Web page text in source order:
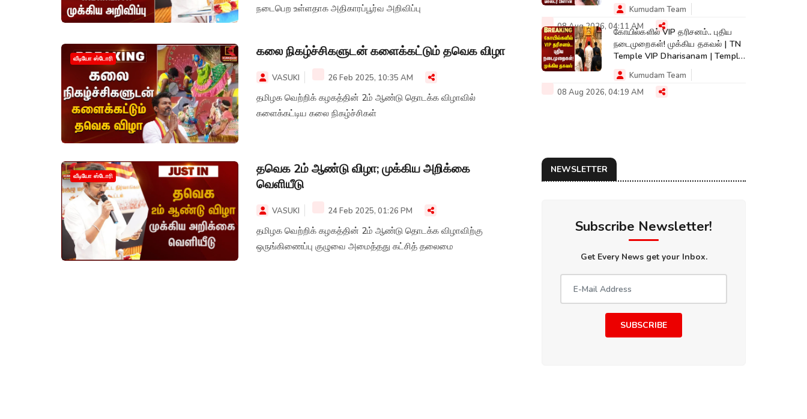
நடைபெற உள்ளதாக அதிகாரப்பூர்வ அறிவிப்பு
வீடியோ ஸ்டோரி கலை நிகழ்ச்சிகளுடன் களைக்கட்டும் தவெக விழா
VASUKI 26 Feb 2025, 10:35 AM
தமிழக வெற்றிக் கழகத்தின் 2ம் ஆண்டு தொடக்க விழாவில்
களைக்கட்டிய கலை நிகழ்ச்சிகள்
வீடியோ ஸ்டோரி
தவெக 2ம் ஆண்டு விழா; முக்கிய அறிக்கை
வெளியீடு
VASUKI 24 Feb 2025, 01:26 PM
தமிழக வெற்றிக் கழகத்தின் 2ம் ஆண்டு தொடக்க விழாவிற்கு
ஒருங்கிணைப்பு குழுவை அமைத்தது கட்சித் தலைமை
Kumudam Team
08 Aug 2026, 04:11 AMகோயில்களில் VIP தரிசனம்.. புதிய
நடைமுறைகள்! முக்கிய தகவல் | TN
Temple VIP Dharisanam | Temple
Rules
Kumudam Team
08 Aug 2026, 04:19 AM
NEWSLETTER
Subscribe Newsletter!
Get Every News get your Inbox.
SUBSCRIBE